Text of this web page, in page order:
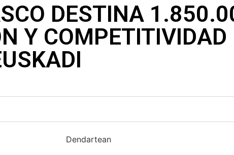
DESTINA
Y COMPETITIVIDAD